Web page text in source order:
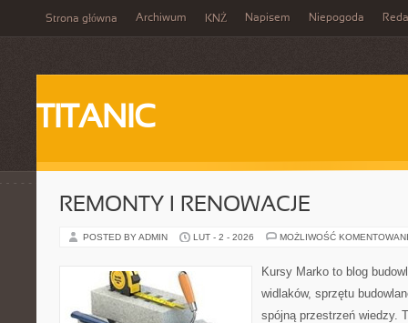
Strona główna Archiwum KNŻ Napisem Niepogoda
TITANIC
REMONTY I RENOWACJE
POSTED BY ADMIN LUT - 2 - 2026 MOŻLIWOŚĆ
Kursy Marko to blog
widlaków, sprzętu
spójną przestrzeń wiedzy.